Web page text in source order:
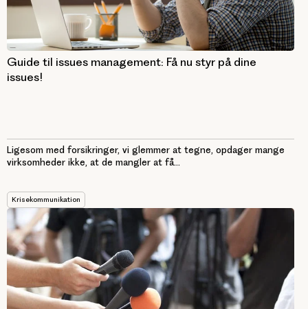
Guide til issues management: Få nu styr på dine
issues!
Ligesom med forsikringer, vi glemmer at tegne, opdager mange
virksomheder ikke, at de mangler at få...
Krisekommunikation